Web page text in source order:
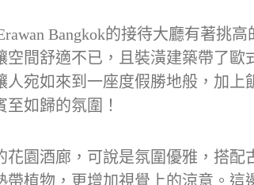
Bangkok的接待大廳有著挑
空間舒適不已，且裝潢建築帶了歐
人宛如來到一座度假勝地般，加上
至如歸的氛圍！
花園酒廊，可說是氛圍優雅，搭配
帶植物，更增加視覺上的涼意。這